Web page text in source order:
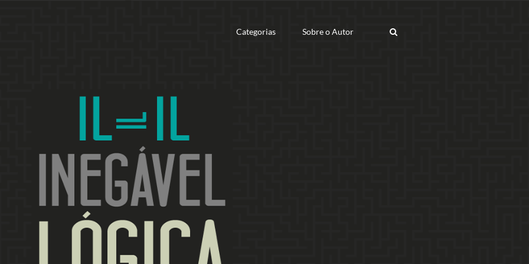
Categorias Sobre o Autor